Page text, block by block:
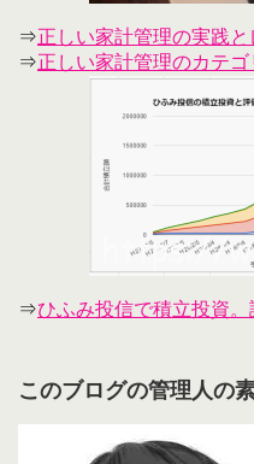
⇒正しい家計管理の実践
⇒正しい家計管理のカテゴ
⇒ひふみ投信で積立投資。
このブログの管理人の